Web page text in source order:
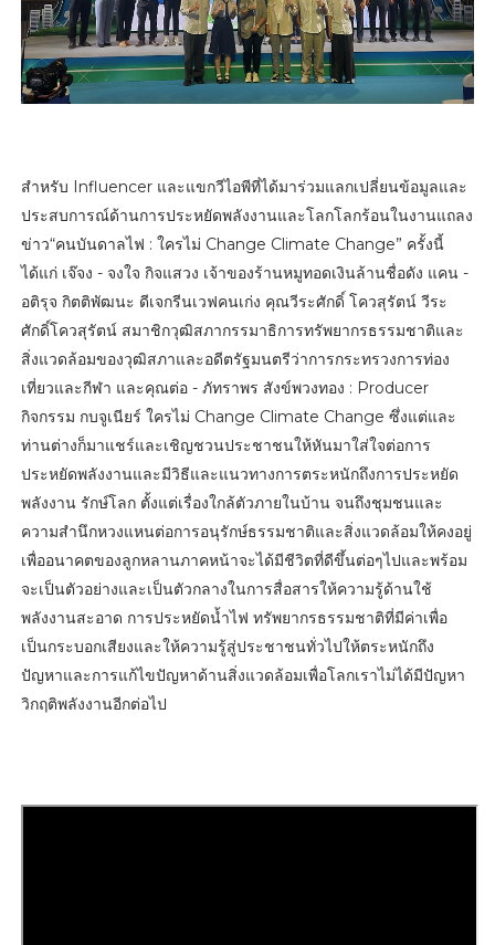
สำหรับ Influencer และแขกวีไอพีที่ได้มาร่วมแลกเปลี่ยนข้อมูลและ
ประสบการณ์ด้านการประหยัดพลังงานและโลกโลกร้อนในงานแถลง
ข่าว“คนบันดาลไฟ : ใครไม่ Change Climate Change” ครั้งนี้
ได้แก่ เจ๊จง - จงใจ กิจแสวง เจ้าของร้านหมูทอดเงินล้านชื่อดัง แคน -
อติรุจ กิตติพัฒนะ ดีเจกรีนเวฟคนเก่ง คุณวีระศักดิ์ โควสุรัตน์ วีระ
ศักดิ์โควสุรัตน์ สมาชิกวุฒิสภากรรมาธิการทรัพยากรธรรมชาติและ
สิ่งแวดล้อมของวุฒิสภาและอดีตรัฐมนตรีว่าการกระทรวงการท่อง
เที่ยวและกีฬา และคุณต่อ - ภัทราพร สังข์พวงทอง : Producer
กิจกรรม กบจูเนียร์ ใครไม่ Change Climate Change ซึ่งแต่และ
ท่านต่างก็มาแชร์และเชิญชวนประชาชนให้หันมาใส่ใจต่อการ
ประหยัดพลังงานและมีวิธีและแนวทางการตระหนักถึงการประหยัด
พลังงาน รักษ์โลก ตั้งแต่เรื่องใกล้ตัวภายในบ้าน จนถึงชุมชนและ
ความสำนึกหวงแหนต่อการอนุรักษ์ธรรมชาติและสิ่งแวดล้อมให้คงอยู่
เพื่ออนาคตของลูกหลานภาคหน้าจะได้มีชีวิตที่ดีขึ้นต่อๆไปและพร้อม
จะเป็นตัวอย่างและเป็นตัวกลางในการสื่อสารให้ความรู้ด้านใช้
พลังงานสะอาด การประหยัดน้ำไฟ ทรัพยากรธรรมชาติที่มีค่าเพื่อ
เป็นกระบอกเสียงและให้ความรู้สู่ประชาชนทั่วไปให้ตระหนักถึง
ปัญหาและการแก้ไขปัญหาด้านสิ่งแวดล้อมเพื่อโลกเราไม่ได้มีปัญหา
วิกฤติพลังงานอีกต่อไป